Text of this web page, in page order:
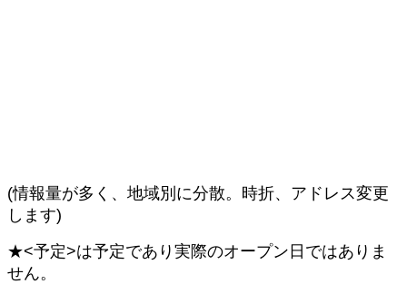
(情報量が多く、地域別に分散。時折、アドレス変更
します)
★<予定>は予定であり実際のオープン日ではありま
せん。